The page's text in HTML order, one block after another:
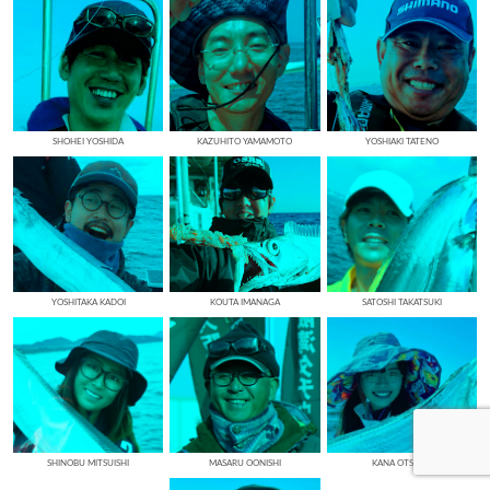
SHOHEI YOSHIDA KAZUHITO YAMAMOTO YOSHIAKI TATENO
YOSHITAKA KADOI KOUTA IMANAGA SATOSHI TAKATSUKI
SHINOBU MITSUISHI MASARU OONISHI KANA OTSUKA